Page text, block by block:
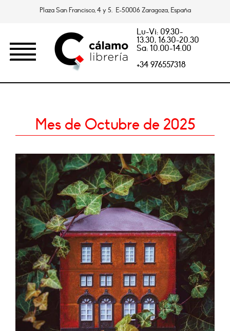
Plaza San Francisco, 4 y 5. E-50006 Zaragoza, España
Lu-Vi: 09.30-
13.30, 16.30-20.30
Sa: 10.00-14.00
+34 976557318
Mes de Octubre de 2025